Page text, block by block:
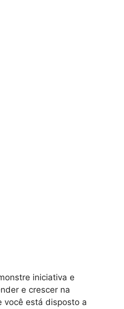
iniciativa e
e crescer na
você está disposto a